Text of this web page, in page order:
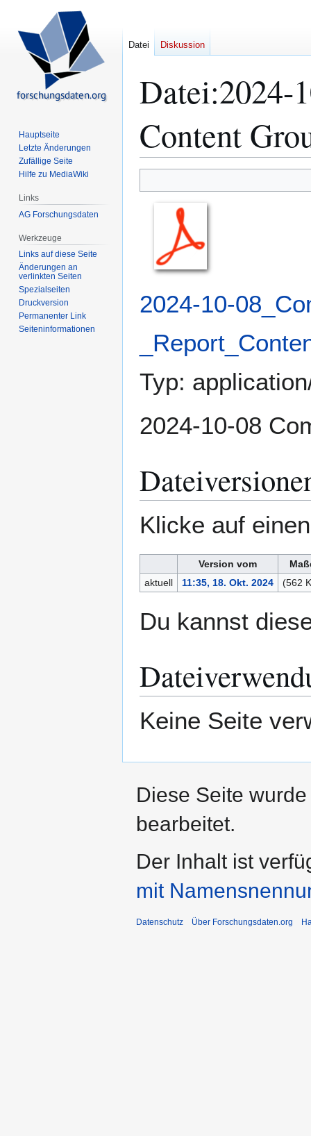
Datei:2024-
Content
Navigation
springen
Suche
springen
2024-10-
Typ:
2024-10-08
Klicke auf
Version vom
aktuell
11:35, 18. Okt. 2024 (562
Du kannst
Keine Seite
Datei Diskussion
Hauptseite
Letzte Änderungen
Zufällige Seite
Hilfe zu MediaWiki
Links
AG Forschungsdaten
Werkzeuge
Links auf diese Seite
Änderungen an
verlinkten Seiten
Spezialseiten
Druckversion
Permanenter Link
Seiten­­informationen
Diese Seite
bearbeitet.
Der Inhalt ist
mit
Datenschutz Über Forschungsdaten.org